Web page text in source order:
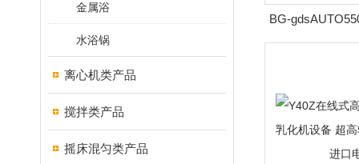
金属浴
水浴锅
离心机类产品
搅拌类产品
摇床混匀类产品
BG-